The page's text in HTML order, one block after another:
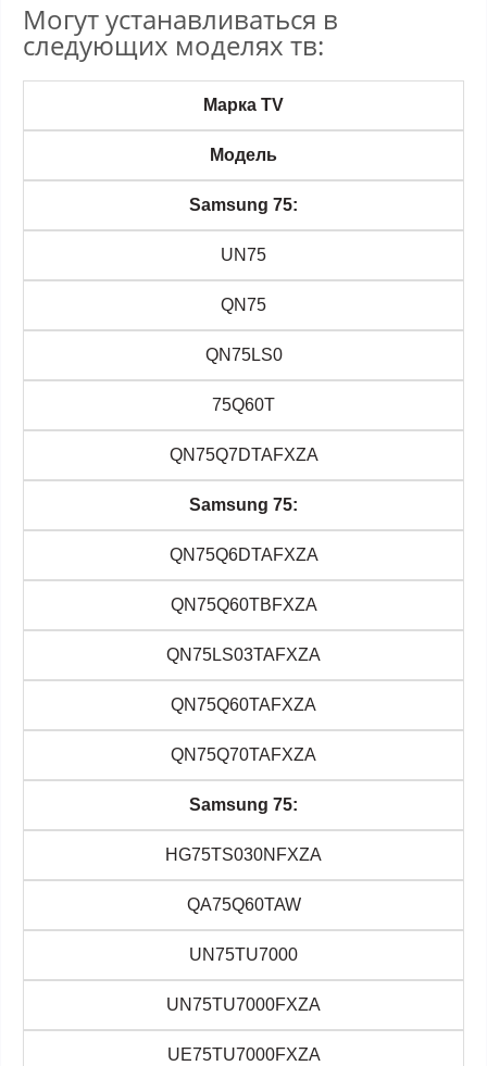
Могут устанавливаться в
следующих моделях тв:
Марка TV
Модель
Samsung 75:
UN75
QN75
QN75LS0
75Q60T
QN75Q7DTAFXZA
Samsung 75:
QN75Q6DTAFXZA
QN75Q60TBFXZA
QN75LS03TAFXZA
QN75Q60TAFXZA
QN75Q70TAFXZA
Samsung 75:
HG75TS030NFXZA
QA75Q60TAW
UN75TU7000
UN75TU7000FXZA
UE75TU7000FXZA